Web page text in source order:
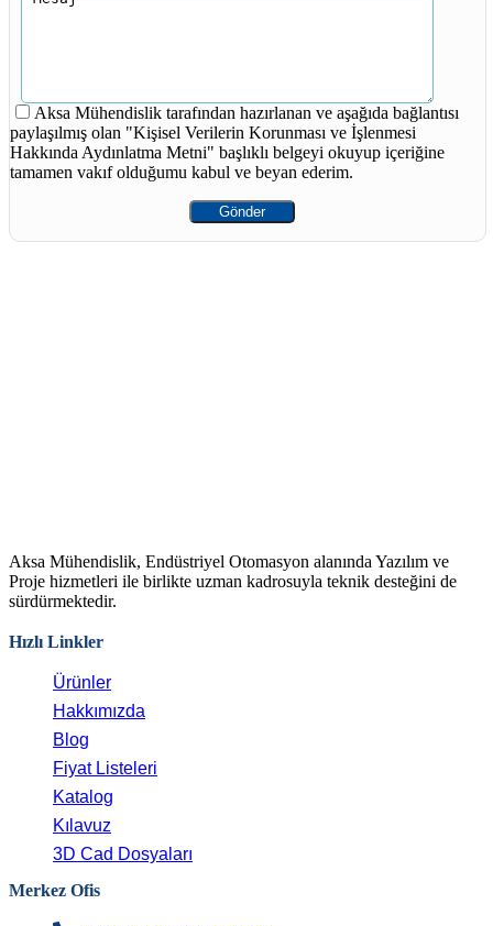
Aksa Mühendislik tarafından hazırlanan ve aşağıda bağlantısı
paylaşılmış olan "Kişisel Verilerin Korunması ve İşlenmesi
Hakkında Aydınlatma Metni" başlıklı belgeyi okuyup içeriğine
tamamen vakıf olduğumu kabul ve beyan ederim.
Aksa Mühendislik, Endüstriyel Otomasyon alanında Yazılım ve
Proje hizmetleri ile birlikte uzman kadrosuyla teknik desteğini de
sürdürmektedir.
Hızlı Linkler
Ürünler
Hakkımızda
Blog
Fiyat Listeleri
Katalog
Kılavuz
3D Cad Dosyaları
Merkez Ofis